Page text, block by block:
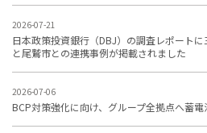
2026-07-21
日本政策投資銀行（DBJ）の調査レポート
と尾鷲市との連携事例が掲載されました
2026-07-06
BCP対策強化に向け、グループ全拠点へ蓄電